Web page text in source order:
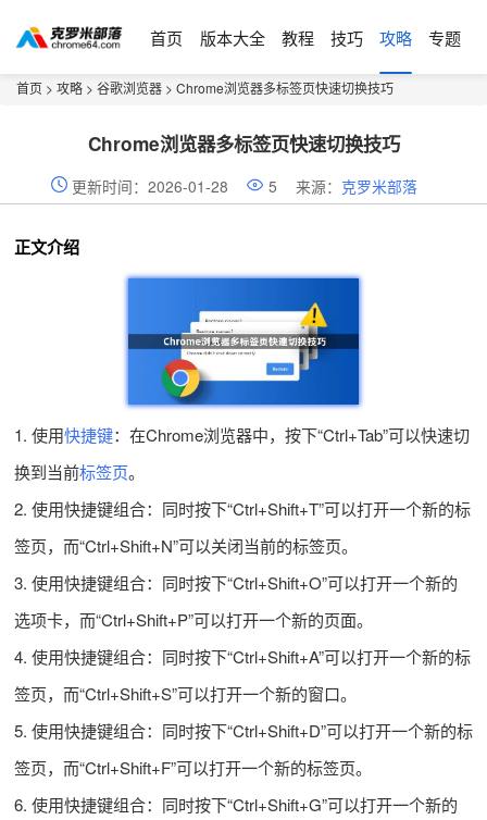
首页 版本大全 教程 技巧 攻略 专题
首页 > 攻略 > 谷歌浏览器 > Chrome浏览器多标签页快速切换技巧
Chrome浏览器多标签页快速切换技巧
更新时间：2026-01-28 5 来源： 克罗米部落
正文介绍
1. 使用快捷键：在Chrome浏览器中，按下“Ctrl+Tab”可以快速切
换到当前标签页。
2. 使用快捷键组合：同时按下“Ctrl+Shift+T”可以打开一个新的标
签页，而“Ctrl+Shift+N”可以关闭当前的标签页。
3. 使用快捷键组合：同时按下“Ctrl+Shift+O”可以打开一个新的
选项卡，而“Ctrl+Shift+P”可以打开一个新的页面。
4. 使用快捷键组合：同时按下“Ctrl+Shift+A”可以打开一个新的标
签页，而“Ctrl+Shift+S”可以打开一个新的窗口。
5. 使用快捷键组合：同时按下“Ctrl+Shift+D”可以打开一个新的标
签页，而“Ctrl+Shift+F”可以打开一个新的标签页。
6. 使用快捷键组合：同时按下“Ctrl+Shift+G”可以打开一个新的